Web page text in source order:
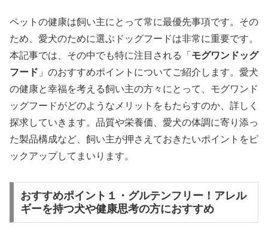
ペットの健康は飼い主にとって常に最優先事項です。その
ため、愛犬のために選ぶドッグフードは非常に重要です。
本記事では、その中でも特に注目される「 モグワンドッグ
フード 」のおすすめポイントについてご紹介します。愛犬
の健康と幸福を考える飼い主の方々にとって、モグワンド
ッグフードがどのようなメリットをもたらすのか、詳しく
探求していきます。品質や栄養価、愛犬の体調に寄り添っ
た製品構成など、飼い主が押さえておきたいポイントをピ
ックアップしてまいります。
おすすめポイント１・グルテンフリー！アレル
ギーを持つ犬や健康思考の方におすすめ